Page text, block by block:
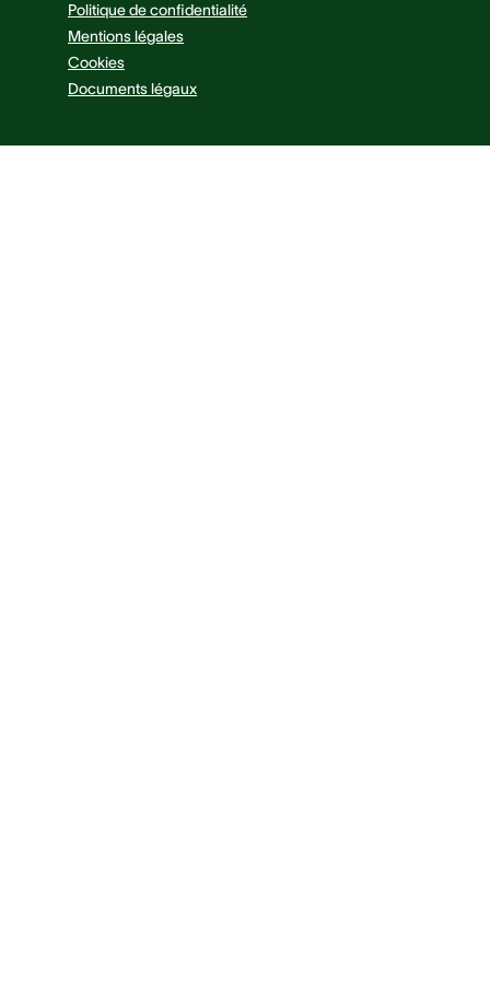
Politique de confidentialité
Mentions légales
Cookies
Documents légaux